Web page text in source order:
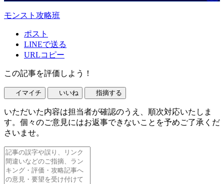
モンスト攻略班
ポスト
LINEで送る
URLコピー
この記事を評価しよう！
イマイチ いいね 指摘する
いただいた内容は担当者が確認のうえ、順次対応いたしま
す。個々のご意見にはお返事できないことを予めご了承くだ
さいませ。